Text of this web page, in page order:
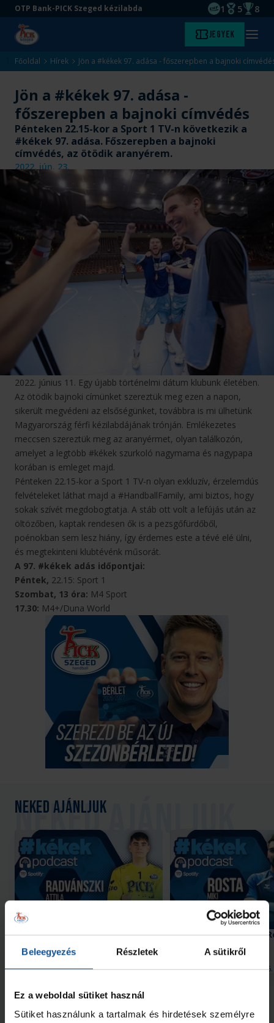
Beleegyezés Részletek A sütikről
Ez a weboldal sütiket használ
Sütiket használunk a tartalmak és hirdetések személyre
Ugrás
tartalomra
Ugrás
aljára
OTP Bank-PICK Szeged kézilabda
EHF
1
Magyar
5 8
Kezdőlap Jegyek Menü
Főoldal Hírek Jön a #kékek 97. adása - főszerepben a bajnoki
Jön a #kékek 97. adása -
főszerepben a bajnoki címvédés
Pénteken 22.15-kor a Sport 1 TV-n következik a
#kékek 97. adása. Főszerepben a bajnoki
címvédés, az ötödik aranyérem.
2022. jún. 23.
2022. június 11. Egy újabb történelmi dátum klubunk életében.
Az ötödik bajnoki címünket szereztük meg ezen a napon,
sikerült megvédeni az elsőségünket, továbbra is mi ülhetünk
Magyarország férfi kézilabdájának trónján. Emlékezetes
meccsen szereztük meg az aranyérmet, olyan találkozón,
amelyet a legtöbb #kékek szurkoló nagymama és nagypapa
korában is emleget majd.
Pénteken 22.15-kor a Sport 1 TV-n olyan exkluzív, érzelemdús
felvételeket láthat majd a #HandballFamily, ami biztos, hogy
sokak szívét megdobogtatja. A stáb ott volt a lefújás után az
öltözőben, kaptak rendesen ők is a pezsgőfürdőből,
poénokban sem lesz hiány, így érdemes este a tévé elé ülni,
és megtekinteni klubtévénk műsorát.
A 97. #kékek adás időpontjai:
Péntek, 22.15: Sport 1
Szombat, 13 óra: M4 Sport
17.30: M4+/Duna World
Neked ajánljuk
Megnézem az összeset
Kékek Podcast 2026. aug. 02.
59. #kékek podcast Radvánszki
Kékek Podcast 2026. júl. 26.
58. #kékek podcast –